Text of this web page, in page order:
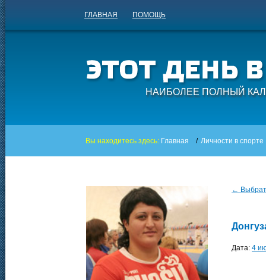
ГЛАВНАЯ ПОМОЩЬ
НАИБОЛЕЕ ПОЛНЫЙ
Вы находитесь здесь: Главная / Личности в спорте
←
Дата: 4